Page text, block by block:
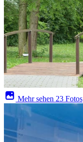
Mehr sehen 23 Fotos